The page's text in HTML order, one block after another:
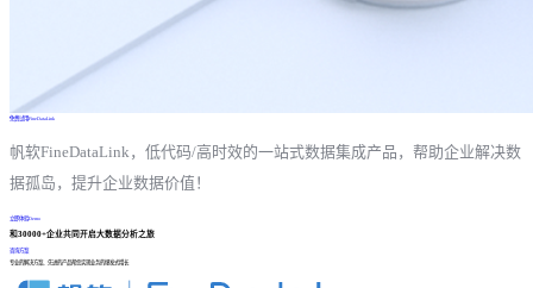
免费试用FineDataLink
帆软FineDataLink，低代码/高时效的一站式数据集成产品，帮助企业解决数
据孤岛，提升企业数据价值！
立即体验Demo
和30000+企业共同开启大数据分析之旅
咨询方案
专业的解决方案、先进的产品帮您实现业务的爆发式增长